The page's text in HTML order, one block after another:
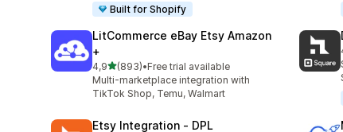
Built for Shopify
LitCommerce eBay Etsy Amazon
+
4,95 yıldız üzerinden
(893)
toplam 893 değerlendirme
•Free trial available
Multi-marketplace integration with
TikTok Shop, Temu, Walmart
Etsy Integration ‑ DPL